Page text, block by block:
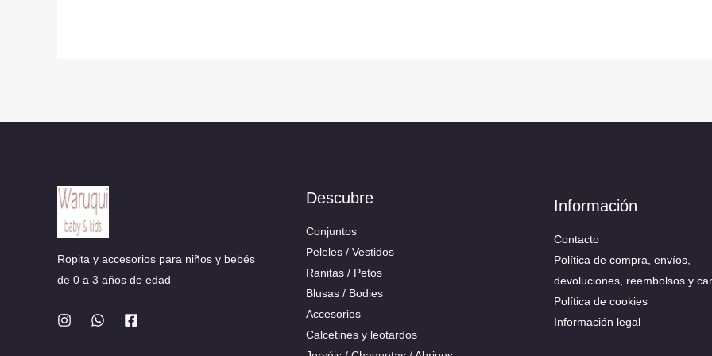
Ropita y accesorios para niños y bebés
de 0 a 3 años de edad
Descubre
Conjuntos
Peleles / Vestidos
Ranitas / Petos
Blusas / Bodies
Accesorios
Calcetines y leotardos
Información
Contacto
Política de compra, envíos,
devoluciones, reembolsos y
Política de cookies
Información legal